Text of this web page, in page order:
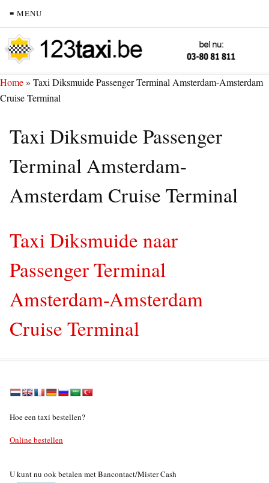
≡ MENU
Home» Taxi Diksmuide Passenger Terminal Amsterdam-Amsterdam
Cruise Terminal
Taxi Diksmuide Passenger
Terminal Amsterdam-
Amsterdam Cruise Terminal
Taxi Diksmuide naar
Passenger Terminal
Amsterdam-Amsterdam
Cruise Terminal
Hoe een taxi bestellen?
Online bestellen
U kunt nu ook betalen met Bancontact/Mister Cash